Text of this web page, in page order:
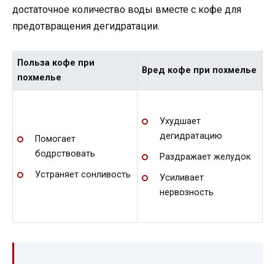
достаточное количество воды вместе с кофе для
предотвращения дегидратации.
Польза кофе при
похмелье
Вред кофе при похмелье
Помогает
бодрствовать
Устраняет сонливость
Ухудшает
дегидратацию
Раздражает желудок
Усиливает
нервозность